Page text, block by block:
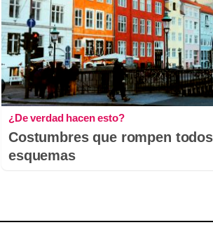
¿De verdad hacen esto?
Costumbres que rompen
esquemas